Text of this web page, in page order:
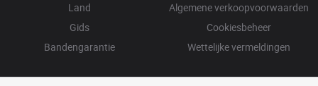
Land
Gids
Bandengarantie
Algemene verkoopvoorwaarden
Cookiesbeheer
Wettelijke vermeldingen